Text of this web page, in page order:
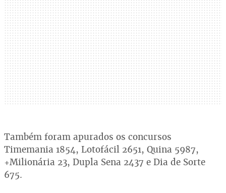
Também foram apurados os concursos
Timemania 1854, Lotofácil 2651, Quina 5987,
+Milionária 23, Dupla Sena 2437 e Dia de Sorte
675.